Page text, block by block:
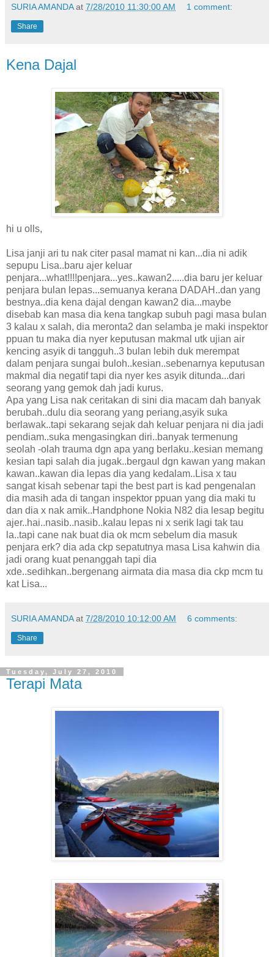
SURIA AMANDA at 7/28/2010 11:30:00 AM 1 comment:
Share
Kena Dajal
hi u olls,
Lisa janji ari tu nak citer pasal mamat ni kan...dia ni adik
sepupu Lisa..baru ajer keluar
penjara...what!!!!penjara...yes..kawan2.....dia baru jer keluar
penjara bulan lepas...semuanya kerana DADAH..dan yang
bestnya..dia kena dajal dengan kawan2 dia...maybe
disebab kan masa dia kena tangkap subuh pagi masa bulan
3 kalau x salah, dia meronta2 dan selamba je maki inspektor
ppuan tu maka dia nyer keputusan makmal utk ujian air
kencing asyik di tangguh..3 bulan lebih duk merempat
dalam penjara sungai buloh..kesian..sebenarnya keputusan
makmal dia negatif tapi dia nyer kes asyik ditunda...dari
seorang yang gemok dah jadi kurus.
Apa yang Lisa nak ceritakan di sini dia macam dah banyak
berubah..dulu dia seorang yang periang,asyik suka
berlawak..tapi sekarang sejak dah keluar penjara ni dia jadi
pendiam..suka mengasingkan diri..banyak termenung
seolah -olah trauma dgn apa yang berlaku..kesian memang
kesian tapi salah dia jugak..bergaul dgn kawan yang makan
kawan..kawan dia lepas dia yang kedalam..Lisa x tau
sangat kisah sebenar tapi the best part is kad pengenalan
dia masih ada di tangan inspektor ppuan yang dia maki tu
dan dia x nak amik..Handphone Nokia N82 dia lesap begitu
ajer..hai..nasib..nasib..kalau lepas ni x serik lagi tak tau
la..tapi cane nak buat dia ok mcm sebelum dia masuk
penjara erk? dia ada ckp sepatutnya masa Lisa kahwin dia
jadi orang kuat penanggah tapi dia
xde..sedihkan..bergenang airmata dia masa dia ckp mcm tu
kat Lisa...
SURIA AMANDA at 7/28/2010 10:12:00 AM 6 comments:
Share
Tuesday, July 27, 2010
Terapi Mata